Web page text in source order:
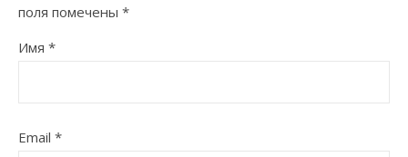
поля помечены *
Имя *
Email *